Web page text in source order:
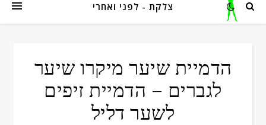
צלקת - לפני ואחרי
הדמיית שיער מיקרו שיער
לגברים – הדמיית זיפים
לשער דליל